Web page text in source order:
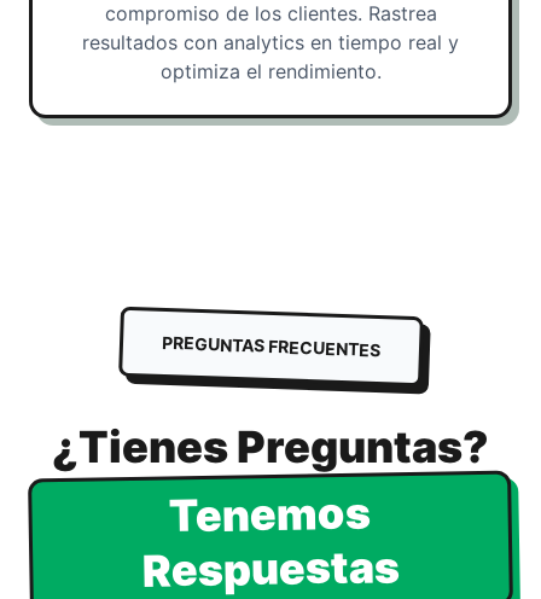
compromiso de los clientes. Rastrea
resultados con analytics en tiempo real y
optimiza el rendimiento.
PREGUNTAS FRECUENTES
¿Tienes Preguntas?
Tenemos
Respuestas